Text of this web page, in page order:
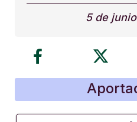
5 de